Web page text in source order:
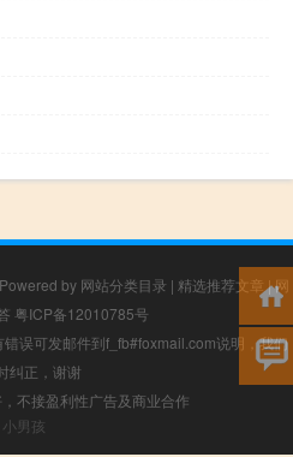
Powered by 网站分类目录 | 精选推荐文章 |网
粤ICP备12010785号
误可发邮件到f_fb#foxmail.com说明，我们
纠正，谢谢
不接盈利性广告及商业合作
小男孩